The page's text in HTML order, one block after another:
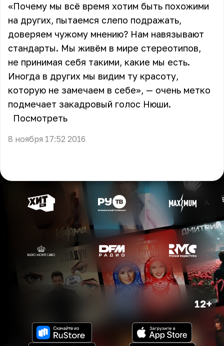
«Почему мы всё время хотим быть похожими
на других, пытаемся слепо подражать,
доверяем чужому мнению? Нам навязывают
стандарты. Мы живём в мире стереотипов,
не принимая себя такими, какие мы есть.
Иногда в других мы видим ту красоту,
которую не замечаем в себе», — очень метко
подмечает закадровый голос Нюши.
Посмотреть
8 ноября 17:52 2016
12+